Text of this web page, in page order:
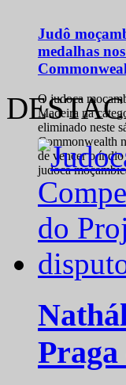
Judô
medalhas
O judoca
Madeira na
eliminado neste
Commonwealth
de vencer o
judoca